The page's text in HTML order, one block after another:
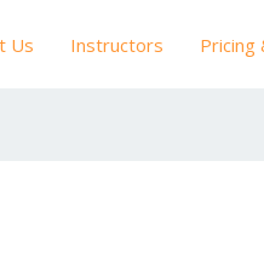
Us Instructors Pricing